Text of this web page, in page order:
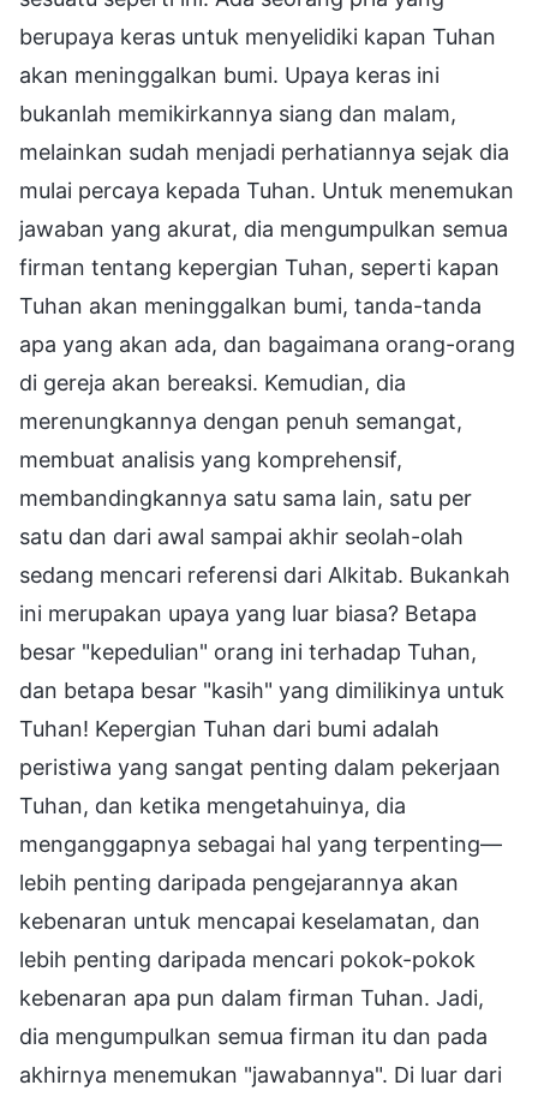
berupaya keras untuk menyelidiki kapan Tuhan
akan meninggalkan bumi. Upaya keras ini
bukanlah memikirkannya siang dan malam,
melainkan sudah menjadi perhatiannya sejak dia
mulai percaya kepada Tuhan. Untuk menemukan
jawaban yang akurat, dia mengumpulkan semua
firman tentang kepergian Tuhan, seperti kapan
Tuhan akan meninggalkan bumi, tanda-tanda
apa yang akan ada, dan bagaimana orang-orang
di gereja akan bereaksi. Kemudian, dia
merenungkannya dengan penuh semangat,
membuat analisis yang komprehensif,
membandingkannya satu sama lain, satu per
satu dan dari awal sampai akhir seolah-olah
sedang mencari referensi dari Alkitab. Bukankah
ini merupakan upaya yang luar biasa? Betapa
besar "kepedulian" orang ini terhadap Tuhan,
dan betapa besar "kasih" yang dimilikinya untuk
Tuhan! Kepergian Tuhan dari bumi adalah
peristiwa yang sangat penting dalam pekerjaan
Tuhan, dan ketika mengetahuinya, dia
menganggapnya sebagai hal yang terpenting—
lebih penting daripada pengejarannya akan
kebenaran untuk mencapai keselamatan, dan
lebih penting daripada mencari pokok-pokok
kebenaran apa pun dalam firman Tuhan. Jadi,
dia mengumpulkan semua firman itu dan pada
akhirnya menemukan "jawabannya". Di luar dari